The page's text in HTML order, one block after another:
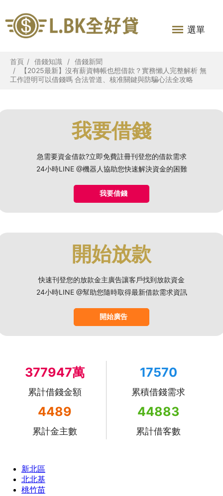
選單
首頁 借錢知識
借錢新聞
【2025最新】沒有薪資轉帳也想借款？實務懶人完整解析 無
工作證明可以借錢嗎 合法管道、核准關鍵與防騙心法全攻略
我要借錢
急需要資金借款?立即免費註冊刊登您的借款需求
24小時LINE @機器人協助您快速解決資金的困難
我要借錢
開始放款
快速刊登您的放款金主廣告讓客戶找到放款資金
24小時LINE @幫助您隨時取得最新借款需求資訊
開始廣告
377947萬
累計借錢金額
17570
累積借錢需求
4489
累計金主數
44883
累計借客數